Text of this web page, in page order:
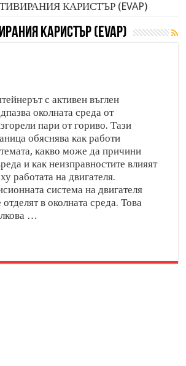
КАРИСТЪР (EVAP)
КАРИСТЪР (EVAP)
с активен въглен
околната среда от
пари от гориво. Тази
обяснява как работи
какво може да причини
и как неизправностите влияят
работата на двигателя.
система на двигателя
в околната среда. Това
…